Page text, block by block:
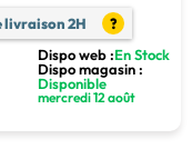
livraison 2H ?
Dispo web :En Stock
Dispo magasin :
Disponible
mercredi 12 août